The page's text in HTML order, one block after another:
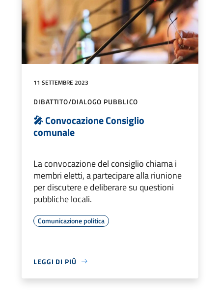
11 SETTEMBRE 2023
DIBATTITO/DIALOGO PUBBLICO
🎤 Convocazione Consiglio
comunale
La convocazione del consiglio chiama i
membri eletti, a partecipare alla riunione
per discutere e deliberare su questioni
pubbliche locali.
Comunicazione politica
LEGGI DI PIÙ